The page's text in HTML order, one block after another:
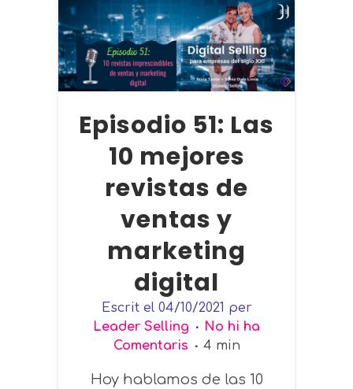
Episodio 51: Las
10 mejores
revistas de
ventas y
marketing
digital
Escrit el 04/10/2021 per
Leader Selling
No hi ha
Comentaris
4 min
Hoy hablamos de las 10